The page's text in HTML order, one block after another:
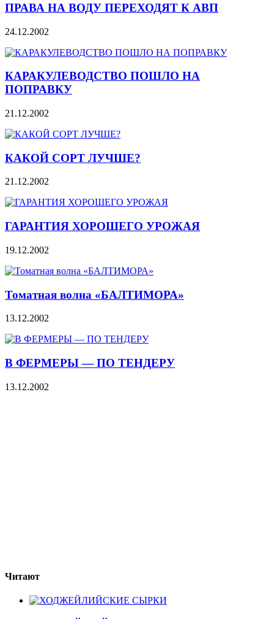
ПРАВА НА ВОДУ ПЕРЕХОДЯТ К АВП
24.12.2002
КАРАКУЛЕВОДСТВО ПОШЛО НА
ПОПРАВКУ
21.12.2002
КАКОЙ СОРТ ЛУЧШЕ?
21.12.2002
ГАРАНТИЯ ХОРОШЕГО УРОЖАЯ
19.12.2002
Томатная волна «БАЛТИМОРА»
13.12.2002
В ФЕРМЕРЫ — ПО ТЕНДЕРУ
13.12.2002
Читают